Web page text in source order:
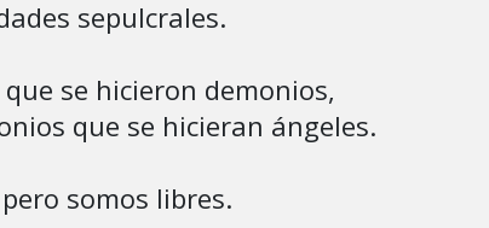
se hicieron demonios,
que se hicieran ángeles.
somos libres.